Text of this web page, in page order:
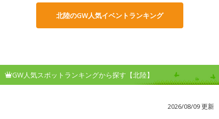
北陸のGW人気イベントランキング
GW人気スポットランキングから探す【北陸】
2026/08/09 更新